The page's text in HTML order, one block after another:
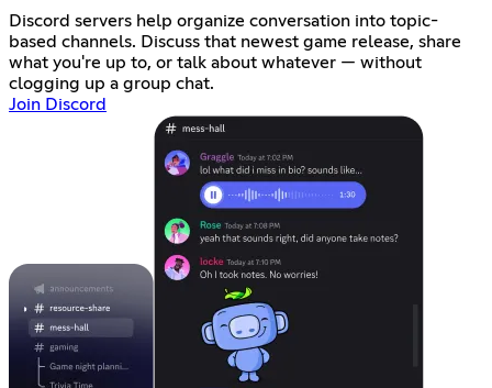
Discord servers help organize conversation into topic-
based channels. Discuss that newest game release, share
what you're up to, or talk about whatever — without
clogging up a group chat.
Join Discord